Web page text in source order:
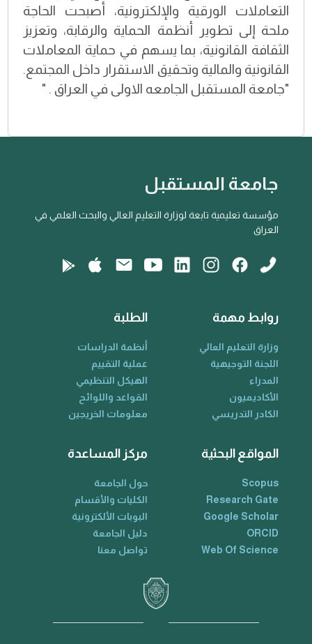
التعاملات الورقية والإلكترونية، أصبحت الحاجة
ملحة إلى تطوير أنظمة الحماية والرقابة، وتعزيز
الثقافة القانونية، بما يسهم في حماية المعاملات
القانونية والمالية وتحقيق الاستقرار داخل المجتمع.
"جامعة المستقبل الجامعه الاولى في العراق . "
جامعة المستقبل
مؤسسة تعليمية تابعة لوزارة التعليم العالي والبحث العلمي في
العراق
روابط مهمة
وزارة التعليم العالي
اللجنة التوجيهية
المدراء
الأكاديميون
الكادر التدريسي
الطلبة
أنظمة الدراسات
عملية التقييم
الهيكل التنظيمي
القواعد واللوائح
معلومات الخريجين
المواقع البحثية
Scopus
Research Gate
Google Scholar
ORCID
Web Of Science
مركز المساعدة
حول الجامعة
الكليات والأقسام
البوبات الألكترونية
دليل الجامعة
تواصل معنا